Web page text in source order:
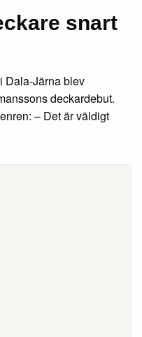
snart
Dala-Järna blev
deckardebut.
– Det är väldigt